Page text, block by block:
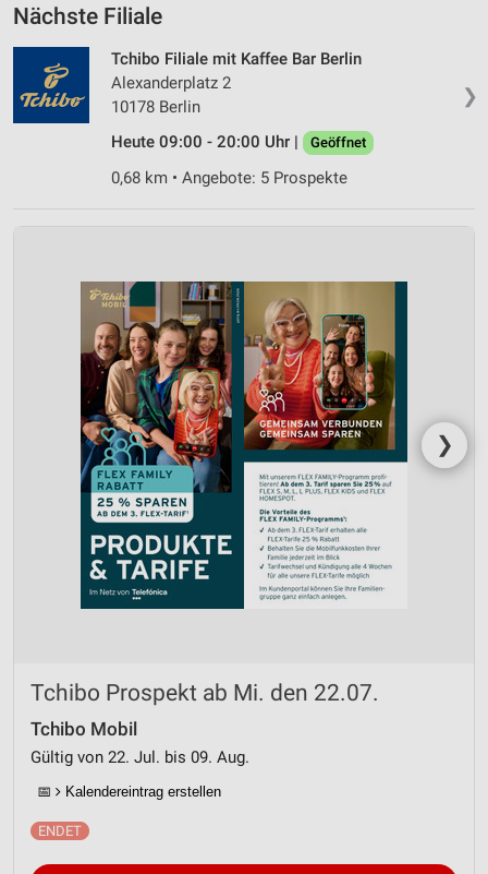
Nächste Filiale
❯
Tchibo Filiale mit Kaffee Bar Berlin
Alexanderplatz 2
10178 Berlin
Heute 09:00 - 20:00 Uhr |
Geöffnet
0,68 km • Angebote: 5 Prospekte
❯
Tchibo Prospekt ab Mi. den 22.07.
Tchibo Mobil
Gültig von 22. Jul. bis 09. Aug.
📅 Kalendereintrag erstellen